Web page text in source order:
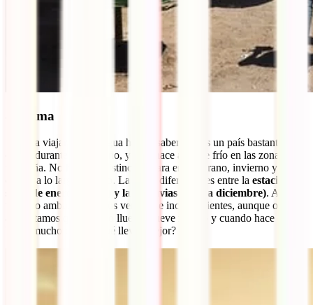
8. Clima
Si vas a viajar a Nicaragua has de saber que es un país bastante
cálido durante todo el año, y solo hace algo de frío en las zonas de
montaña. No hay una distinción clara entre verano, invierno y
demás a lo largo del año. La única diferencia es entre la estación
seca (de enero a junio) y la de lluvias (julio a diciembre). A nivel
turístico ambas tienen sus ventajas e inconvenientes, aunque os
adelantamos que cuando llueve, llueve mucho y cuando hace calor,
hacer mucho calor. ¿Qué llevas mejor?